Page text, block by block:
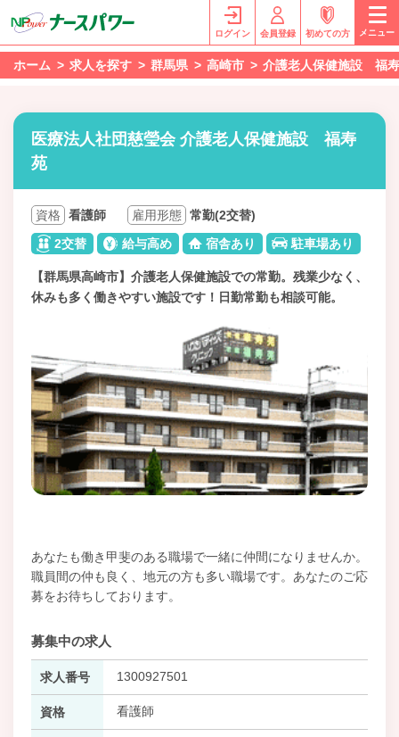
ログイン 会員登録 初めての方 メニュー
ホーム 求人を探す 群馬県 高崎市 介護老人保健施設 福
医療法人社団慈瑩会 介護老人保健施設 福寿
苑
資格 看護師 雇用形態 常勤(2交替)
2交替
給与高め 宿舎あり 駐車場あり
【群馬県高崎市】介護老人保健施設での常勤。残業少なく、
休みも多く働きやすい施設です！日勤常勤も相談可能。
あなたも働き甲斐のある職場で一緒に仲間になりませんか。
職員間の仲も良く、地元の方も多い職場です。あなたのご応
募をお待ちしております。
募集中の求人
求人番号 1300927501
資格 看護師